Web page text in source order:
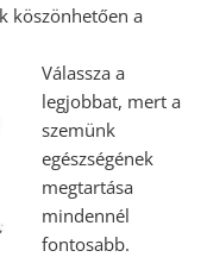
köszönhetően a
Válassza a
legjobbat, mert a
szemünk
egészségének
megtartása
mindennél
fontosabb.